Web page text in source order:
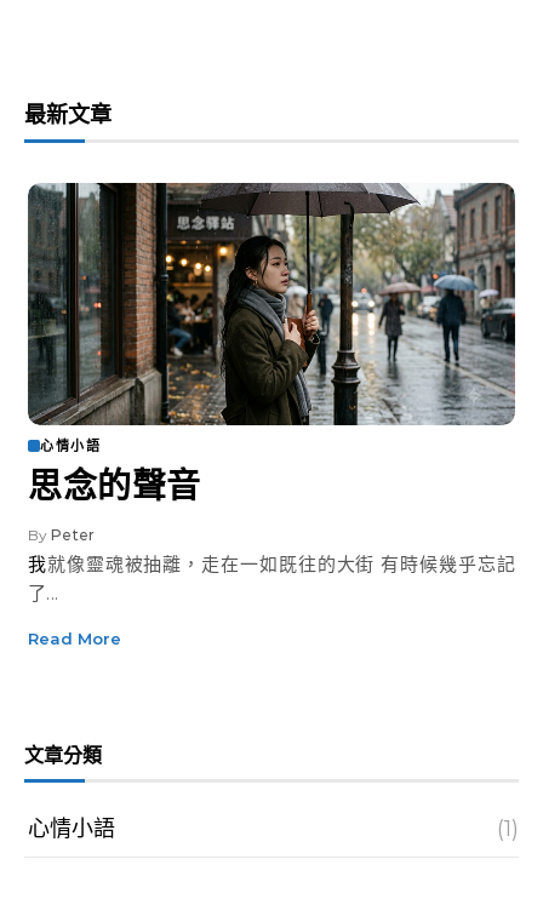
最新文章
心情小語
思念的聲音
By Peter
我就像靈魂被抽離，走在一如既往的大街 有時候幾乎忘記
了...
Read More
文章分類
心情小語 (1)